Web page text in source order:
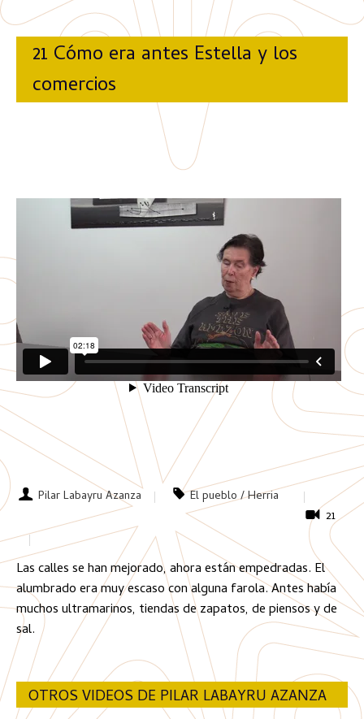
21 Cómo era antes Estella y los
comercios
Pilar Labayru Azanza
El pueblo / Herria
21
Las calles se han mejorado, ahora están empedradas. El
alumbrado era muy escaso con alguna farola. Antes había
muchos ultramarinos, tiendas de zapatos, de piensos y de
sal.
OTROS VIDEOS DE PILAR LABAYRU AZANZA